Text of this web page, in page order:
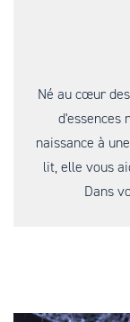
Né au cœur
d'essences
naissance à
lit, elle vous
Dans